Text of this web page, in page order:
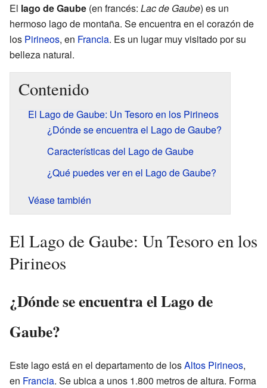
El lago de Gaube (en francés: Lac de Gaube) es un
hermoso lago de montaña. Se encuentra en el corazón de
los Pirineos, en Francia. Es un lugar muy visitado por su
belleza natural.
Contenido
El Lago de Gaube: Un Tesoro en los Pirineos
¿Dónde se encuentra el Lago de Gaube?
Características del Lago de Gaube
¿Qué puedes ver en el Lago de Gaube?
Véase también
El Lago de Gaube: Un Tesoro en los
Pirineos
¿Dónde se encuentra el Lago de
Gaube?
Este lago está en el departamento de losAltos Pirineos,
en Francia. Se ubica a unos 1.800 metros de altura. Forma